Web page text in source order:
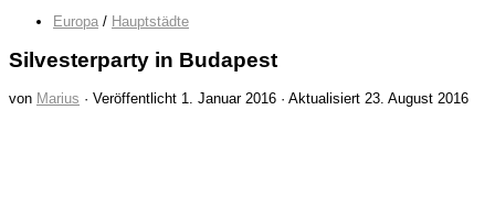
Europa / Hauptstädte
Silvesterparty in Budapest
von Marius · Veröffentlicht 1. Januar 2016 · Aktualisiert 23. August 2016